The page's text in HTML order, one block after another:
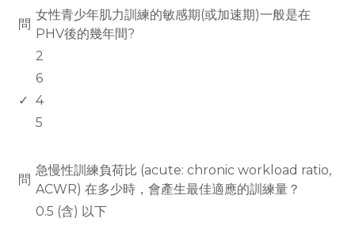
問
女性青少年肌力訓練的敏感期(或加速期)一般是在
PHV後的幾年間?
2
6
✓ 4
5
問
急慢性訓練負荷比 (acute: chronic workload ratio,
ACWR) 在多少時，會產生最佳適應的訓練量？
0.5 (含) 以下